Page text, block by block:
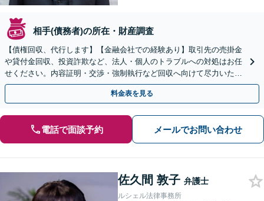
相手(債務者)の所在・財産調査
【債権回収、代行します】【金融会社での経験あり】取引先の売掛金
や貸付金回収、投資詐欺など、法人・個人のトラブルへの対処はお任
せください。内容証明・交渉・強制執行など回収へ向けて尽力いたし
ます。まずは電話ご相談も可【表参道駅から徒歩3分】
料金表を見る
電話で面談予約 メールでお問い合わせ
佐久間 敦子 弁護士
ルシェル法律事務所